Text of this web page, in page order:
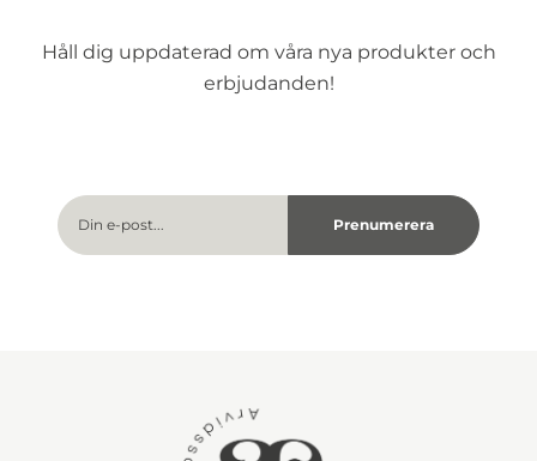
Håll dig uppdaterad om våra nya produkter och
erbjudanden!